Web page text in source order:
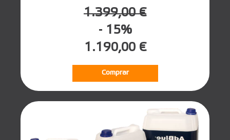
1.399,00 €
- 15%
1.190,00 €
Comprar